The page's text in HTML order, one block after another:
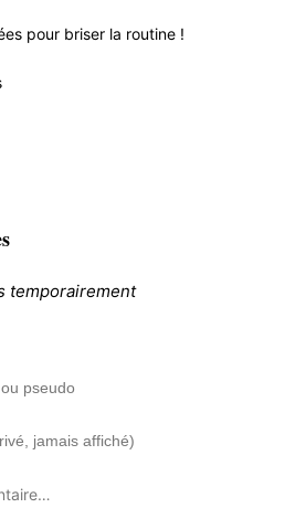
pour briser la routine !
temporairement